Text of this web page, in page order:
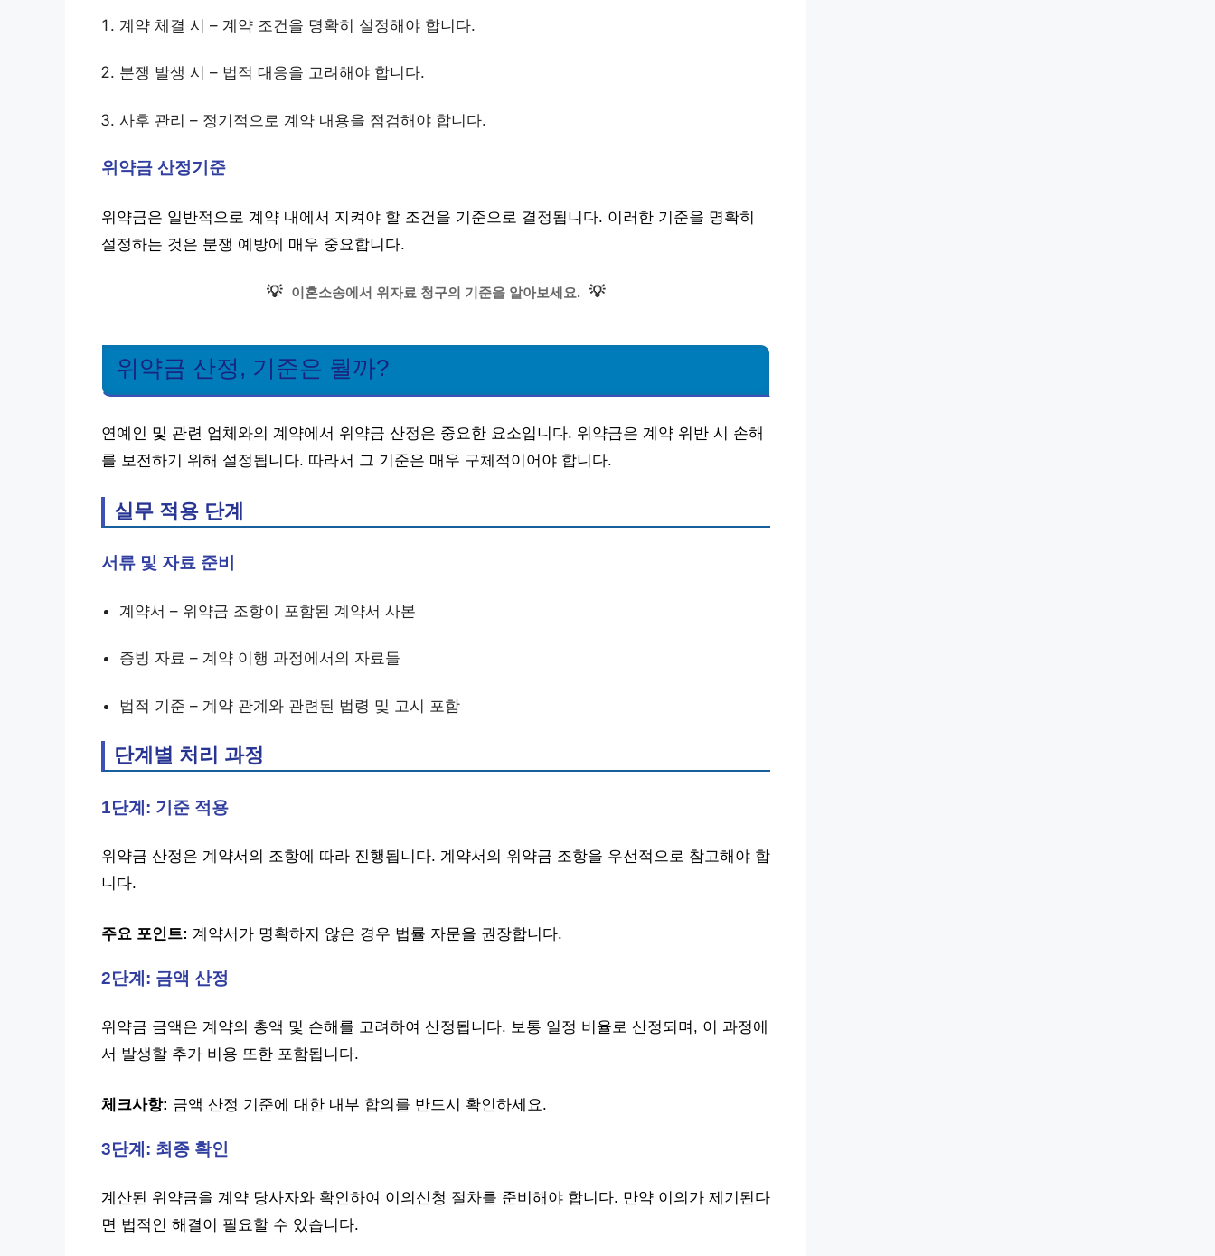
계약 체결 시 – 계약 조건을 명확히 설정해야 합니다.
분쟁 발생 시 – 법적 대응을 고려해야 합니다.
사후 관리 – 정기적으로 계약 내용을 점검해야 합니다.
위약금 산정기준
위약금은 일반적으로 계약 내에서 지켜야 할 조건을 기준으로 결정됩니다. 이러한 기준을 명확히
설정하는 것은 분쟁 예방에 매우 중요합니다.
💡 이혼소송에서 위자료 청구의 기준을 알아보세요. 💡
위약금 산정, 기준은 뭘까?
연예인 및 관련 업체와의 계약에서 위약금 산정은 중요한 요소입니다. 위약금은 계약 위반 시 손해
를 보전하기 위해 설정됩니다. 따라서 그 기준은 매우 구체적이어야 합니다.
실무 적용 단계
서류 및 자료 준비
계약서 – 위약금 조항이 포함된 계약서 사본
증빙 자료 – 계약 이행 과정에서의 자료들
법적 기준 – 계약 관계와 관련된 법령 및 고시 포함
단계별 처리 과정
1단계: 기준 적용
위약금 산정은 계약서의 조항에 따라 진행됩니다. 계약서의 위약금 조항을 우선적으로 참고해야 합
니다.
주요 포인트: 계약서가 명확하지 않은 경우 법률 자문을 권장합니다.
2단계: 금액 산정
위약금 금액은 계약의 총액 및 손해를 고려하여 산정됩니다. 보통 일정 비율로 산정되며, 이 과정에
서 발생할 추가 비용 또한 포함됩니다.
체크사항: 금액 산정 기준에 대한 내부 합의를 반드시 확인하세요.
3단계: 최종 확인
계산된 위약금을 계약 당사자와 확인하여 이의신청 절차를 준비해야 합니다. 만약 이의가 제기된다
면 법적인 해결이 필요할 수 있습니다.